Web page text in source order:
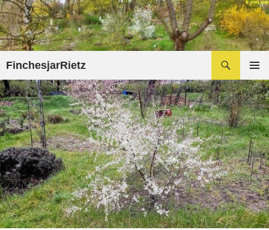
Zum
Inhalt
springen
FinchesjarRietz
MENÜ